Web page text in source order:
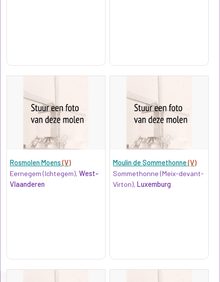
Rosmolen Moens(V)
Eernegem (Ichtegem), West-
Vlaanderen
Moulin de Sommethonne(V)
Sommethonne (Meix-devant-
Virton),Luxemburg